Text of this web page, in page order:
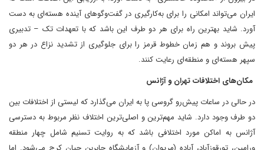
ایران می‌تواند امکانی را برای به‌کارگیری در گفت‌وگوهای آینده هسته‌ای به دست
آورد. شاید بهترین راه برای هر دو طرف این باشد که با تعهدات تک – تدبیری
پیش بروند و هم زمان خطوط قرمز را برای جلوگیری از تشدید نزاع در هر دو
سپهر هسته‌ای و منطقه‌ای رعایت کنند.
مکان‌های اختلافات تهران و آژانس
در حالی در ساعات پیش‌رو گروسی پا به ایران می‌گذارد که لیستی از اختلافات بین
دو طرف وجود دارد. شاید مهم‌ترین و اصلی‌ترین اختلاف نظر مربوط به دسترسی
آژانس به اماکن مورد اختلافی باشد که به روایت تسنیم شامل چهار منطقه